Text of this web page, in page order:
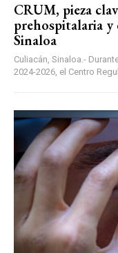
CRUM, pieza
prehospitalaria y
Sinaloa
Culiacán, Sinaloa.-
2024-2026, el Centro